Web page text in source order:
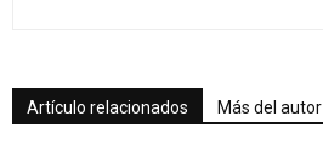
Artículo relacionados Más del autor